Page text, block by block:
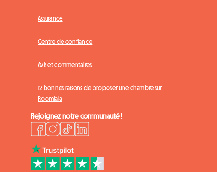
Assurance
Centre de confiance
Avis et commentaires
12 bonnes raisons de proposer une chambre sur
Roomlala
Rejoignez notre communauté !